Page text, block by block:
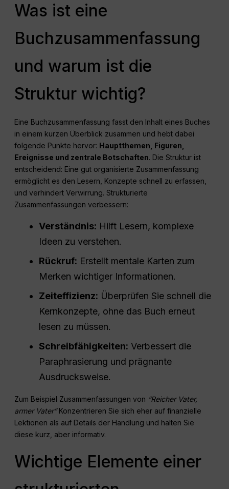
Was ist eine
Buchzusammenfassung
und warum ist die
Struktur wichtig?
Eine Buchzusammenfassung fasst den Inhalt eines Buches
in einem kurzen Überblick zusammen und hebt dabei
folgende Punkte hervor: Hauptthemen, Figuren,
Ereignisse und zentrale Botschaften. Die Struktur ist
entscheidend: Eine gut organisierte Zusammenfassung
ermöglicht es den Lesern, Konzepte schnell zu erfassen,
und verhindert Verwirrung. Strukturierte
Zusammenfassungen verbessern:
Verständnis: Hilft Lesern, komplexe
Ideen zu verstehen.
Rückruf: Erstellt mentale Karten zum
Merken wichtiger Informationen.
Zeiteffizienz: Überprüfen Sie schnell die
Kernkonzepte, ohne das Buch erneut
lesen zu müssen.
Schreibfähigkeiten: Verbessert die
Paraphrasierung und prägnante
Ausdrucksweise.
Zum Beispiel Zusammenfassungen von “Reicher Vater,
armer Vater”Konzentrieren Sie sich eher auf finanzielle
Lektionen als auf Details der Handlung und halten Sie
diese kurz, aber informativ.
Wichtige Elemente einer